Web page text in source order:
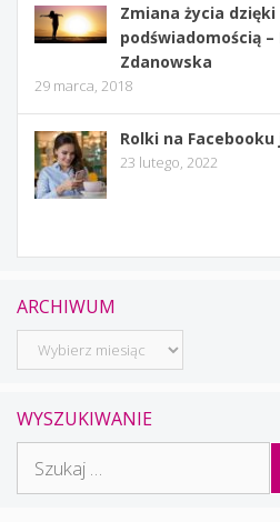
Zmiana życia dzięki
podświadomością
Zdanowska
29 marca, 2018
Rolki na Facebooku
23 lutego, 2022
ARCHIWUM
Archiwum
WYSZUKIWANIE